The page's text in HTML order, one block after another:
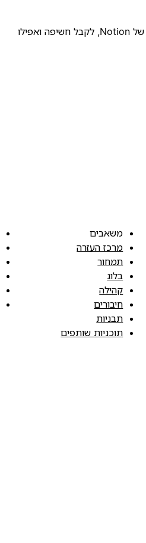
להעלות את התבנית שלכם לגלריית התבניות של Notion, לקבל חשיפה ואפילו
משאבים
מרכז העזרה
תמחור
בלוג
קהילה
חיבורים
תבניות
תוכניות שותפים